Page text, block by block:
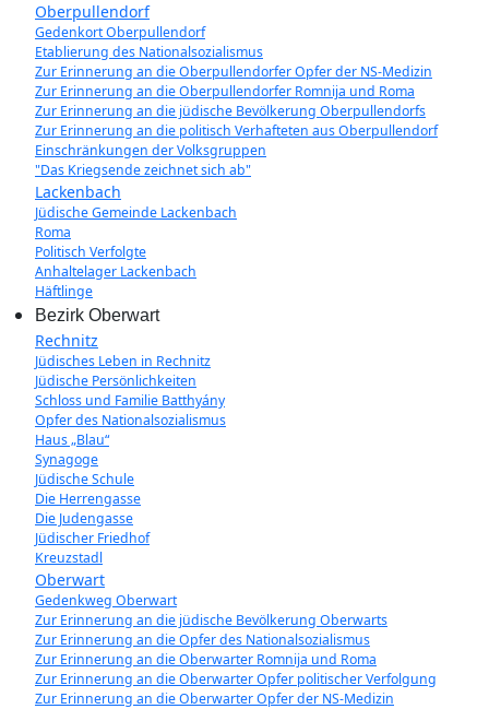
Oberpullendorf
Gedenkort Oberpullendorf
Etablierung des Nationalsozialismus
Zur Erinnerung an die Oberpullendorfer Opfer der NS-Medizin
Zur Erinnerung an die Oberpullendorfer Romnija und Roma
Zur Erinnerung an die jüdische Bevölkerung Oberpullendorfs
Zur Erinnerung an die politisch Verhafteten aus Oberpullendorf
Einschränkungen der Volksgruppen
"Das Kriegsende zeichnet sich ab"
Lackenbach
Jüdische Gemeinde Lackenbach
Roma
Politisch Verfolgte
Anhaltelager Lackenbach
Häftlinge
Bezirk Oberwart
Rechnitz
Jüdisches Leben in Rechnitz
Jüdische Persönlichkeiten
Schloss und Familie Batthyány
Opfer des Nationalsozialismus
Haus „Blau“
Synagoge
Jüdische Schule
Die Herrengasse
Die Judengasse
Jüdischer Friedhof
Kreuzstadl
Oberwart
Gedenkweg Oberwart
Zur Erinnerung an die jüdische Bevölkerung Oberwarts
Zur Erinnerung an die Opfer des Nationalsozialismus
Zur Erinnerung an die Oberwarter Romnija und Roma
Zur Erinnerung an die Oberwarter Opfer politischer Verfolgung
Zur Erinnerung an die Oberwarter Opfer der NS-Medizin